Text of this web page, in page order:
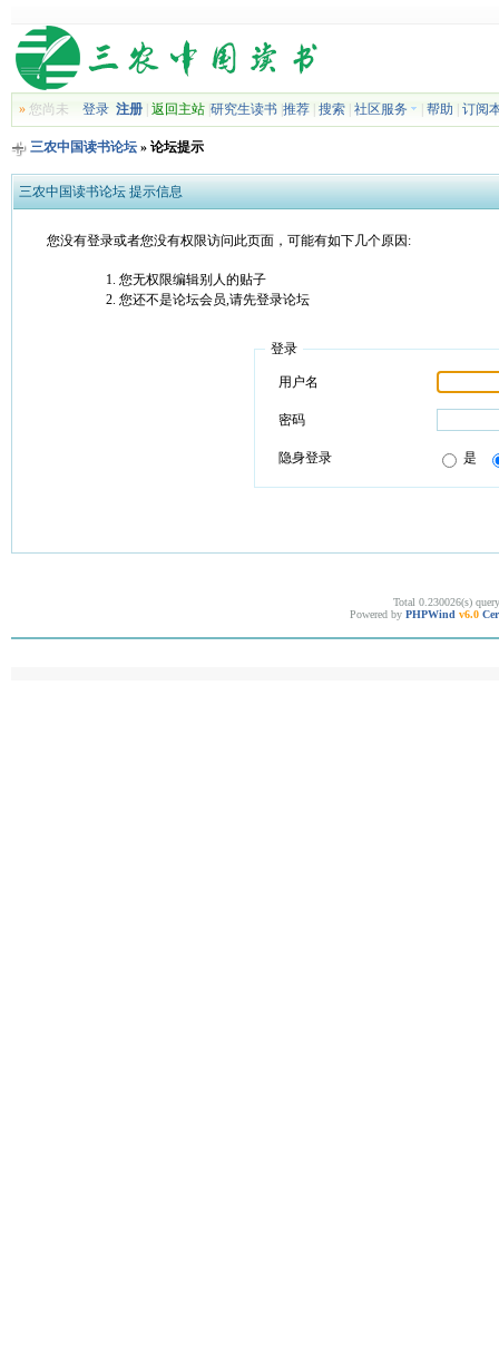
»您尚未 登录 注册| 返回主站| 研究生读书| 推荐| 搜索| 社区服务 帮助 订阅
三农中国读书论坛» 论坛提示
三农中国读书论坛 提示信息
您没有登录或者您没有权限访问此页面，可能有如下几个原因:
您无权限编辑别人的贴子
您还不是论坛会员,请先登录论坛
登录
用户名
密码
隐身登录 是
Total 0.230026(s)
Powered by PHPWind v6.0